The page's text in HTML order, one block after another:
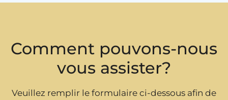
Comment pouvons-nous
vous assister?
Veuillez remplir le formulaire ci-dessous afin de